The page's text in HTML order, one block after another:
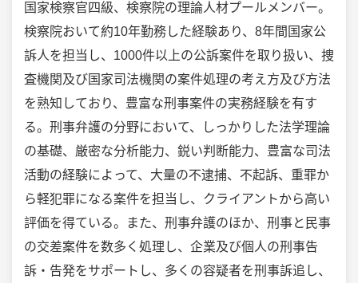
国家検察官四級、検察院の理論人材プールメンバー。
検察院おいて約10年勤務した経験あり、8年間国家公
訴人を担当し、1000件以上の公訴案件を取り扱い、捜
査機関及び国家司法機関の案件処理の考え方及び方法
を熟知しており、豊富な刑事案件の実務経験を有す
る。刑事弁護の分野において、しっかりした法学理論
の基礎、厳密な分析能力、鋭い判断能力、豊富な司法
活動の経験によって、大量の不逮捕、不起訴、重罪か
ら軽犯罪になる案件を担当し、クライアントから高い
評価を得ている。また、刑事弁護のほか、刑事と民事
の交差案件を数多く処理し、企業及び個人の刑事告
訴・告発をサポートし、多くの容疑者を刑事訴追し、